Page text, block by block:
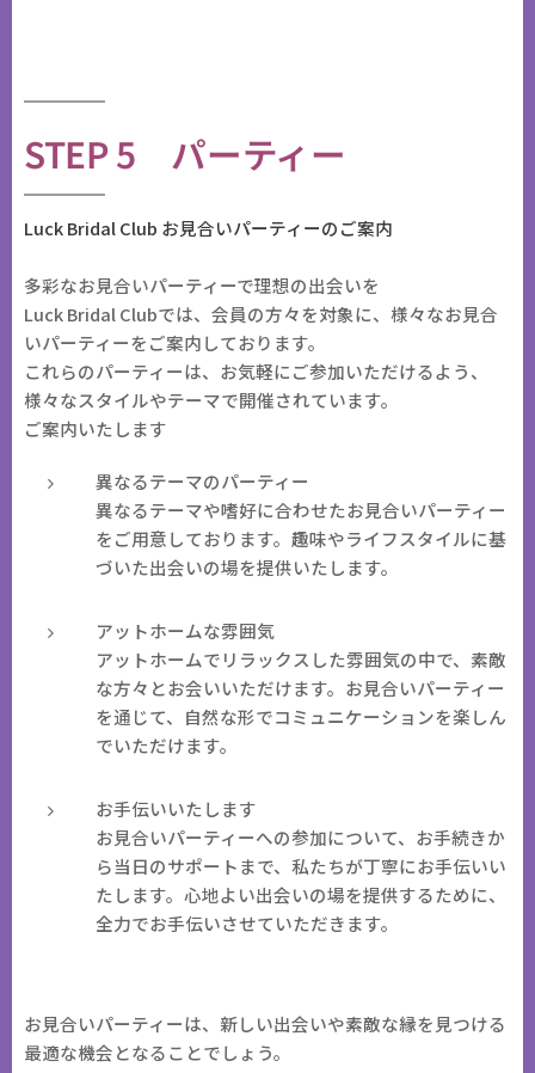
STEP 5 パーティー
Luck Bridal Club お見合いパーティーのご案内
多彩なお見合いパーティーで理想の出会いを
Luck Bridal Clubでは、会員の方々を対象に、様々なお見合
いパーティーをご案内しております。
これらのパーティーは、お気軽にご参加いただけるよう、
様々なスタイルやテーマで開催されています。
ご案内いたします
異なるテーマのパーティー
異なるテーマや嗜好に合わせたお見合いパーティー
をご用意しております。趣味やライフスタイルに基
づいた出会いの場を提供いたします。
アットホームな雰囲気
アットホームでリラックスした雰囲気の中で、素敵
な方々とお会いいただけます。お見合いパーティー
を通じて、自然な形でコミュニケーションを楽しん
でいただけます。
お手伝いいたします
お見合いパーティーへの参加について、お手続きか
ら当日のサポートまで、私たちが丁寧にお手伝いい
たします。心地よい出会いの場を提供するために、
全力でお手伝いさせていただきます。
お見合いパーティーは、新しい出会いや素敵な縁を見つける
最適な機会となることでしょう。